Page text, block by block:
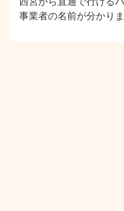
事業者の名前が分かりま